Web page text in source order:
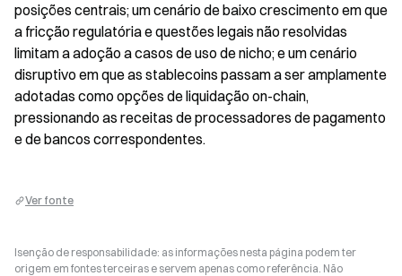
posições centrais; um cenário de baixo crescimento em que
a fricção regulatória e questões legais não resolvidas
limitam a adoção a casos de uso de nicho; e um cenário
disruptivo em que as stablecoins passam a ser amplamente
adotadas como opções de liquidação on-chain,
pressionando as receitas de processadores de pagamento
e de bancos correspondentes.
Ver fonte
Isenção de responsabilidade: as informações nesta página podem ter
origem em fontes terceiras e servem apenas como referência. Não